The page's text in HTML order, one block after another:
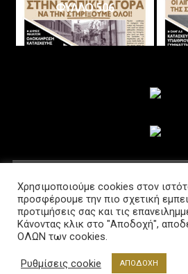
ΦΥΛΛΟ 506
Διαβούλευση @2021 Powered by www.lab-
Χρησιμοποιούμε cookies στον
προσφέρουμε την πιο σχετική
προτιμήσεις σας και τις
Κάνοντας κλικ στο "Αποδοχή",
ΟΛΩΝ των cookies.
Ρυθμίσεις cookie ΑΠΟΔΟΧΗ